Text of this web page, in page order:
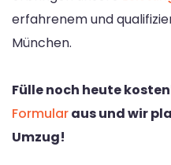
erfahrenem und
München.
Fülle noch heute
Formularaus und wir
Umzug!